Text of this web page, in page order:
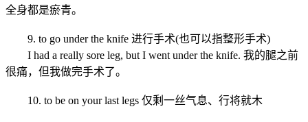
全身都是瘀青。
9. to go under the knife 进行手术(也可以指整形手术)
I had a really sore leg, but I went under the knife. 我的腿之前
很痛，但我做完手术了。
10. to be on your last legs 仅剩一丝气息、行将就木